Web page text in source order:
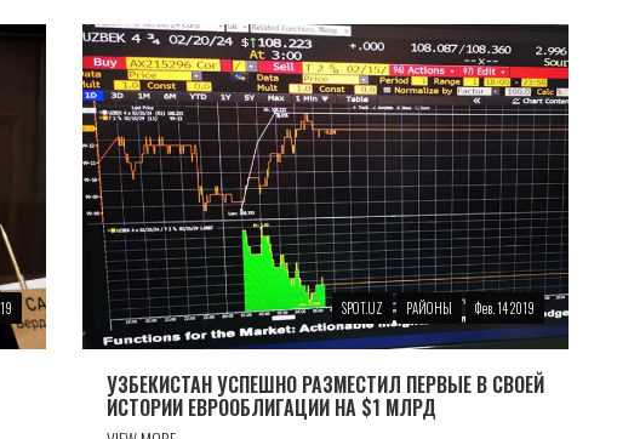
SPOT.UZ РАЙОНЫ Фев. 14 2019
УЗБЕКИСТАН УСПЕШНО РАЗМЕСТИЛ ПЕРВЫЕ В СВОЕЙ
ИСТОРИИ ЕВРООБЛИГАЦИИ НА $1 МЛРД